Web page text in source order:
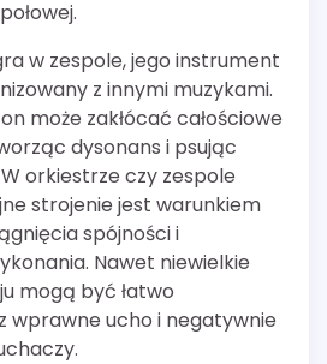
w zespole, jego instrument
z innymi muzykami.
może zakłócać całościowe
dysonans i psując
orkiestrze czy zespole
strojenie jest warunkiem
spójności i
Nawet niewielkie
mogą być łatwo
wprawne ucho i negatywnie